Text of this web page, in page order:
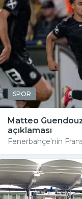
SPOR
Matteo
açıklaması
Fenerbahçe'nin